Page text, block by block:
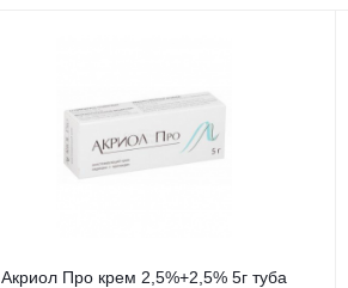
Акриол Про крем 2,5%+2,5% 5г туба